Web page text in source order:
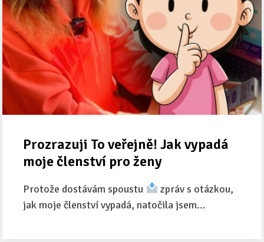
Prozrazuji To veřejně! Jak vypadá
moje členství pro ženy
Protože dostávám spoustu
zpráv s otázkou,
jak moje členství vypadá, natočila jsem...